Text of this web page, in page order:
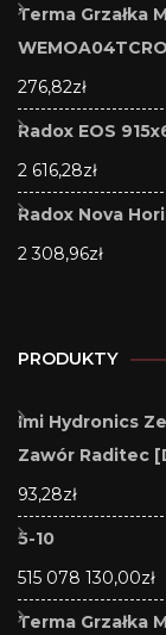
Terma Grzałka
276,82zł
Radox EOS
2 616,28zł
Radox Nova
2 308,96zł
PRODUKTY
Imi Hydronics
Zawór Raditec
93,28zł
5-10
515 078 130,00zł
Terma Grzałka